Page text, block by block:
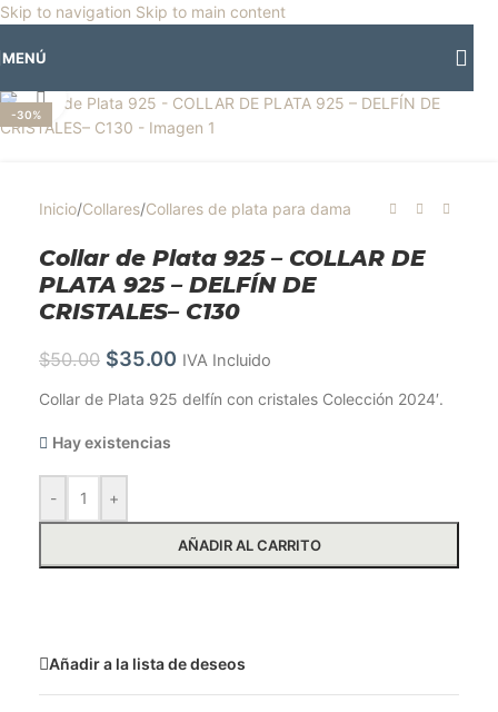
Skip to navigation Skip to main content
🎡Horario especial por vacaciones agostinas
MENÚ
-30%
Clic para ampliar
Inicio/Collares/Collares de plata para dama
Collar de Plata 925 – COLLAR DE
PLATA 925 – DELFÍN DE
CRISTALES– C130
$50.00 $35.00 IVA Incluido
Collar de Plata 925 delfín con cristales Colección 2024′.
Hay existencias
- +
AÑADIR AL CARRITO
Añadir a la lista de deseos